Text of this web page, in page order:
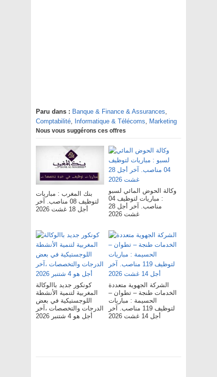
Paru dans : Banque & Finance & Assurances,
Comptabilité, Informatique & Télécoms, Marketing
Nous vous suggérons ces offres
بنك المغرب : مباريات
لتوظيف 08 مناصب. آخر
أجل 18 غشت 2026
وكالة الحوض المائي لسبو
: مباريات لتوظيف 04
مناصب. آخر أجل 28
غشت 2026
كونكور جديد باالوكالة
المغربية لتنمية الأنشطة
اللوجستيكية في بعض
الدرجات والتخصصات ،آخر
أجل هو 4 شتنبر 2026
الشركة الجهوية متعددة
الخدمات طنجة – تطوان –
الحسيمة : مباريات
لتوظيف 119 مناصب. آخر
أجل 14 غشت 2026